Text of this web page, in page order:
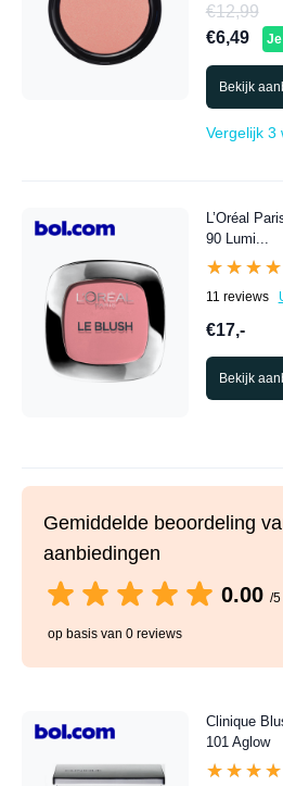
€12,99
€6,49
Bekijk
Vergelijk 3
L’Oréal
90 Lumi...
11 reviews
€17,-
Bekijk
Gemiddelde beoordeling
aanbiedingen
0.00 /5
op basis van 0 reviews
Clinique
101 Aglow